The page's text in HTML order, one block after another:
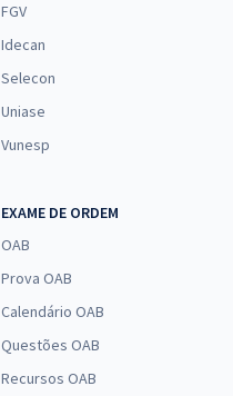
FGV
Idecan
Selecon
Uniase
Vunesp
EXAME DE ORDEM
OAB
Prova OAB
Calendário OAB
Questões OAB
Recursos OAB